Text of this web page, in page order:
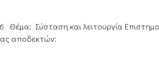
Θέμα: Σύσταση και λειτουργία
αποδεκτών: